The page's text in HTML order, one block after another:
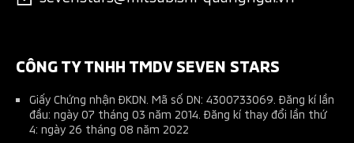
Pajero Sport
Thu xe cũ đổi xe mới
CÔNG TY TNHH TMDV SEVEN STARS
Giấy Chứng nhận ĐKDN. Mã số DN: 4300733069. Đăng kí lần
đầu: ngày 07 tháng 03 năm 2014. Đăng kí thay đổi lần thứ
4: ngày 26 tháng 08 năm 2022